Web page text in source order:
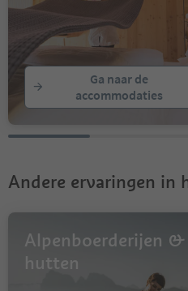
Ga naar de
accommodaties
Andere ervaringen in
Alpenboerderijen &
hutten